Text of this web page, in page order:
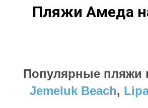
Пляжи Амеда
Популярные пляжи
Jemeluk Beach,